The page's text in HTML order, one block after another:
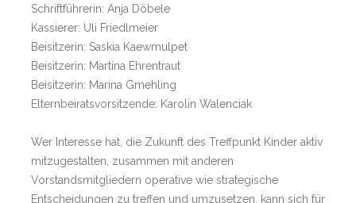
Schriftführerin: Anja Döbele
Kassierer: Uli Friedlmeier
Beisitzerin: Saskia Kaewmulpet
Beisitzerin: Martina Ehrentraut
Beisitzerin: Marina Gmehling
Elternbeiratsvorsitzende: Karolin Walenciak
Wer Interesse hat, die Zukunft des Treffpunkt Kinder aktiv
mitzugestalten, zusammen mit anderen
Vorstandsmitgliedern operative wie strategische
Entscheidungen zu treffen und umzusetzen, kann sich für